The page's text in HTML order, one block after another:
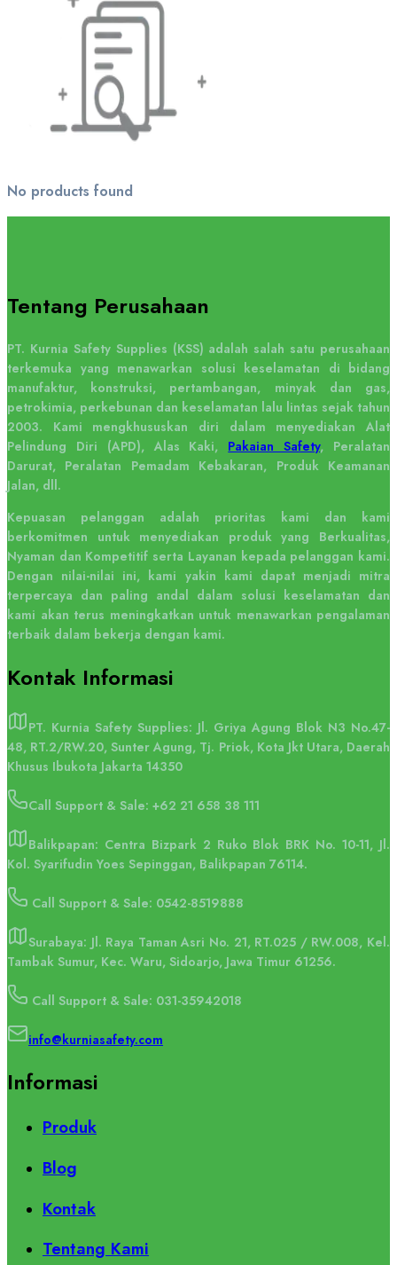
No products found
Tentang Perusahaan
PT. Kurnia Safety Supplies (KSS) adalah salah satu perusahaan
terkemuka yang menawarkan solusi keselamatan di bidang
manufaktur, konstruksi, pertambangan, minyak dan gas,
petrokimia, perkebunan dan keselamatan lalu lintas sejak tahun
2003. Kami mengkhususkan diri dalam menyediakan Alat
Pelindung Diri (APD), Alas Kaki, Pakaian Safety, Peralatan
Darurat, Peralatan Pemadam Kebakaran, Produk Keamanan
Jalan, dll.
Kepuasan pelanggan adalah prioritas kami dan kami
berkomitmen untuk menyediakan produk yang Berkualitas,
Nyaman dan Kompetitif serta Layanan kepada pelanggan kami.
Dengan nilai-nilai ini, kami yakin kami dapat menjadi mitra
terpercaya dan paling andal dalam solusi keselamatan dan
kami akan terus meningkatkan untuk menawarkan pengalaman
terbaik dalam bekerja dengan kami.
Kontak Informasi
PT. Kurnia Safety Supplies: Jl. Griya Agung Blok N3 No.47-
48, RT.2/RW.20, Sunter Agung, Tj. Priok, Kota Jkt Utara, Daerah
Khusus Ibukota Jakarta 14350
Call Support & Sale: +62 21 658 38 111
Balikpapan: Centra Bizpark 2 Ruko Blok BRK No. 10-11, Jl.
Kol. Syarifudin Yoes Sepinggan, Balikpapan 76114.
Call Support & Sale: 0542-8519888
Surabaya: Jl. Raya Taman Asri No. 21, RT.025 / RW.008, Kel.
Tambak Sumur, Kec. Waru, Sidoarjo, Jawa Timur 61256.
Call Support & Sale: 031-35942018
info@kurniasafety.com
Informasi
Produk
Blog
Kontak
Tentang Kami